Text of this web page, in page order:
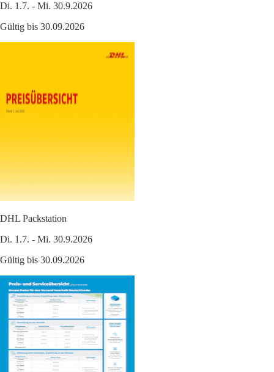
Di. 1.7. - Mi. 30.9.2026
Gültig bis 30.09.2026
DHL Packstation
Di. 1.7. - Mi. 30.9.2026
Gültig bis 30.09.2026